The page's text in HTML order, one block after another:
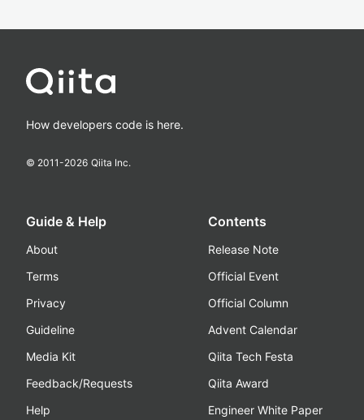
How developers code is here.
© 2011-2026 Qiita Inc.
Guide & Help
About
Terms
Privacy
Guideline
Media Kit
Feedback/Requests
Help
Contents
Release Note
Official Event
Official Column
Advent Calendar
Qiita Tech Festa
Qiita Award
Engineer White Paper